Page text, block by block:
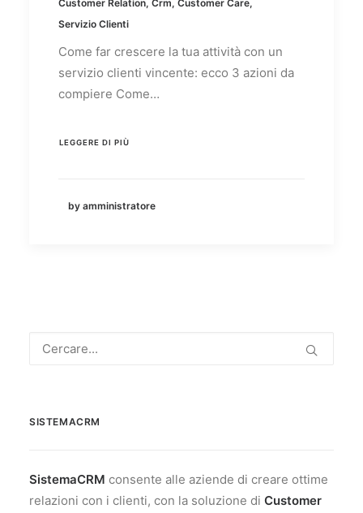
Customer Relation, Crm, Customer Care,
Servizio Clienti
Come far crescere la tua attività con un
servizio clienti vincente: ecco 3 azioni da
compiere Come…
LEGGERE DI PIÙ
by amministratore
SISTEMACRM
SistemaCRM consente alle aziende di creare ottime
relazioni con i clienti, con la soluzione di Customer